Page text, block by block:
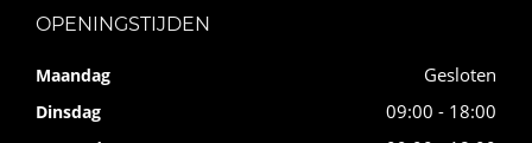
OPENINGSTIJDEN
Maandag Gesloten
Dinsdag 09:00 - 18:00